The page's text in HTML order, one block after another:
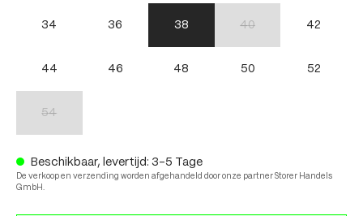
34 36 38 40 42
44 46 48 50 52
54
Beschikbaar, levertijd: 3-5 Tage
De verkoop en verzending worden afgehandeld door onze partner Storer Handels
GmbH.